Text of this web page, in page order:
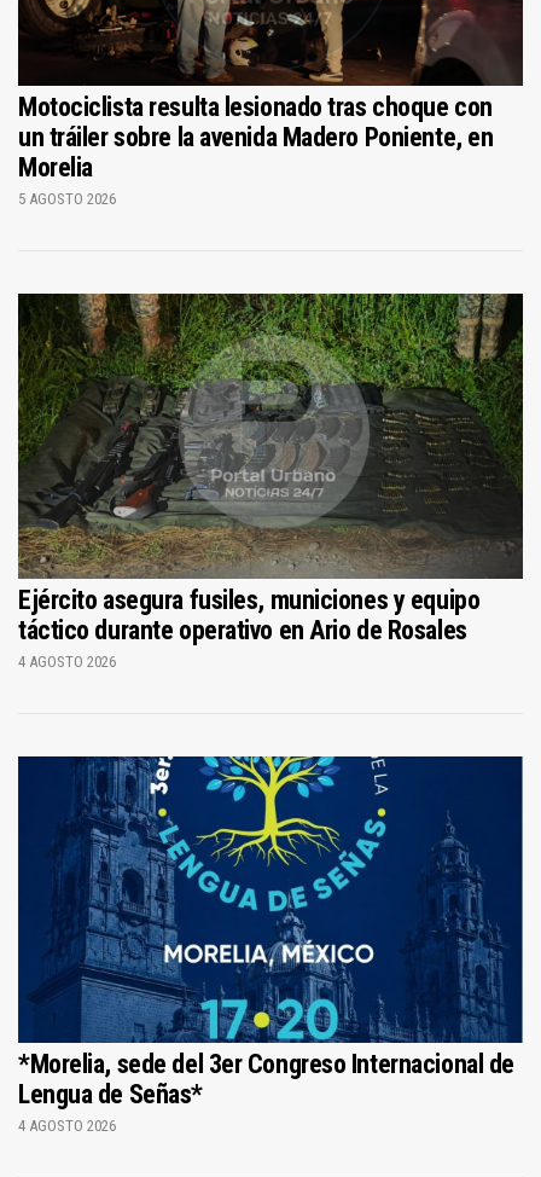
Motociclista resulta lesionado tras choque con
un tráiler sobre la avenida Madero Poniente, en
Morelia
5 AGOSTO 2026
Ejército asegura fusiles, municiones y equipo
táctico durante operativo en Ario de Rosales
4 AGOSTO 2026
*Morelia, sede del 3er Congreso Internacional de
Lengua de Señas*
4 AGOSTO 2026